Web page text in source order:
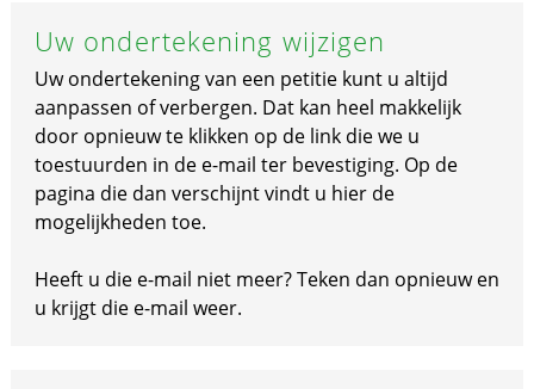
Uw ondertekening wijzigen
Uw ondertekening van een petitie kunt u altijd
aanpassen of verbergen. Dat kan heel makkelijk
door opnieuw te klikken op de link die we u
toestuurden in de e-mail ter bevestiging. Op de
pagina die dan verschijnt vindt u hier de
mogelijkheden toe.
Heeft u die e-mail niet meer? Teken dan opnieuw en
u krijgt die e-mail weer.